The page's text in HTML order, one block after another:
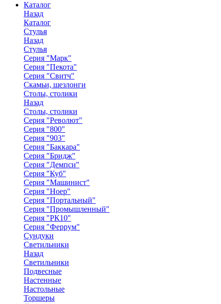
Каталог
Назад
Каталог
Стулья
Назад
Стулья
Серия "Марк"
Серия "Пекота"
Серия "Свитч"
Скамьи, шезлонги
Столы, столики
Назад
Столы, столики
Серия "Револют"
Серия "800"
Серия "903"
Серия "Баккара"
Серия "Бридж"
Серия "Демпси"
Серия "Куб"
Серия "Машинист"
Серия "Ноер"
Серия "Портальный"
Серия "Промышленный"
Серия "РК10"
Серия "Феррум"
Сундуки
Светильники
Назад
Светильники
Подвесные
Настенные
Настольные
Торшеры